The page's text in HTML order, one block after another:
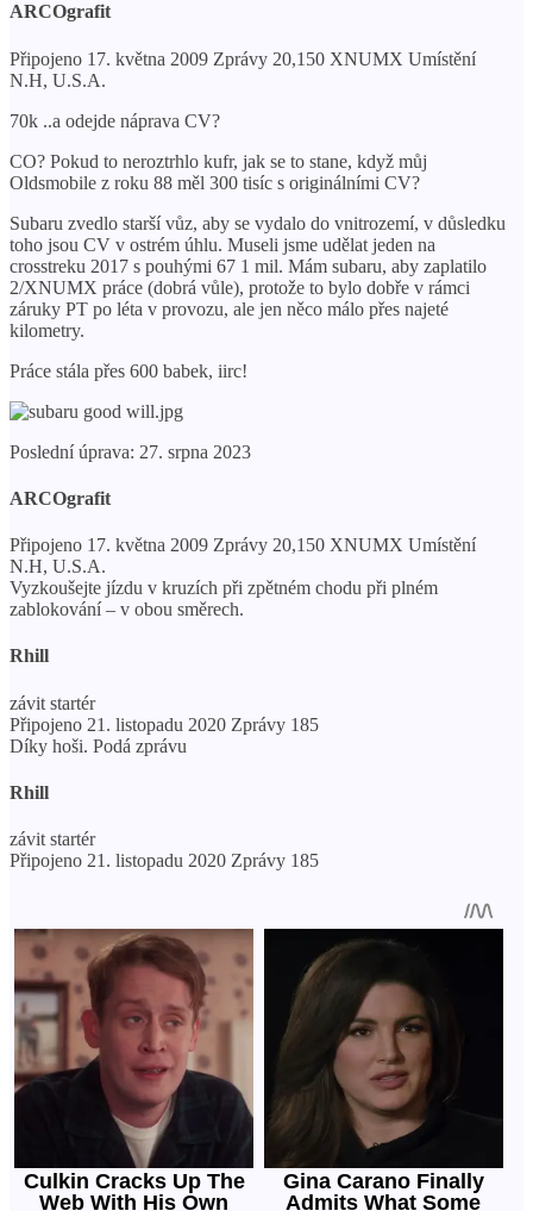
ARCOgrafit
Připojeno 17. května 2009 Zprávy 20,150 XNUMX Umístění
N.H, U.S.A.
70k ..a odejde náprava CV?
CO? Pokud to neroztrhlo kufr, jak se to stane, když můj
Oldsmobile z roku 88 měl 300 tisíc s originálními CV?
Subaru zvedlo starší vůz, aby se vydalo do vnitrozemí, v důsledku
toho jsou CV v ostrém úhlu. Museli jsme udělat jeden na
crosstreku 2017 s pouhými 67 1 mil. Mám subaru, aby zaplatilo
2/XNUMX práce (dobrá vůle), protože to bylo dobře v rámci
záruky PT po léta v provozu, ale jen něco málo přes najeté
kilometry.
Práce stála přes 600 babek, iirc!
Poslední úprava: 27. srpna 2023
ARCOgrafit
Připojeno 17. května 2009 Zprávy 20,150 XNUMX Umístění
N.H, U.S.A.
Vyzkoušejte jízdu v kruzích při zpětném chodu při plném
zablokování – v obou směrech.
Rhill
závit startér
Připojeno 21. listopadu 2020 Zprávy 185
Díky hoši. Podá zprávu
Rhill
závit startér
Připojeno 21. listopadu 2020 Zprávy 185